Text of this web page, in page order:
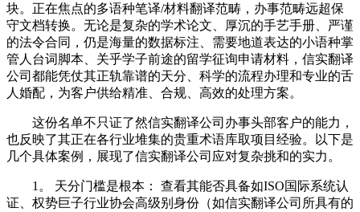
块。正在焦点的多语种笔译/材料翻译范畴，办事范畴远超保
守文档转换。无论是复杂的学术论文、厚沉的手艺手册、严谨
的法令合同，仍是海量的数据标注、需要地道表达的小语种掌
管人台词脚本、关乎学子前途的留学征询申请材料，信实翻译
公司都能凭仗其正轨靠谱的天分、科学的流程办理和专业的舌
人婚配，为客户供给精准、合规、高效的处理方案。
这份名单不只证了然信实翻译公司办事头部客户的能力，
也反映了其正在各行业堆集的贵重术语库取项目经验。以下是
几个具体案例，展现了信实翻译公司应对复杂挑和的实力。
1。 天分门槛是根本： 查看其能否具备如ISO国际系统认
证、权势巨子行业协会高级别身份（如信实翻译公司所具有的